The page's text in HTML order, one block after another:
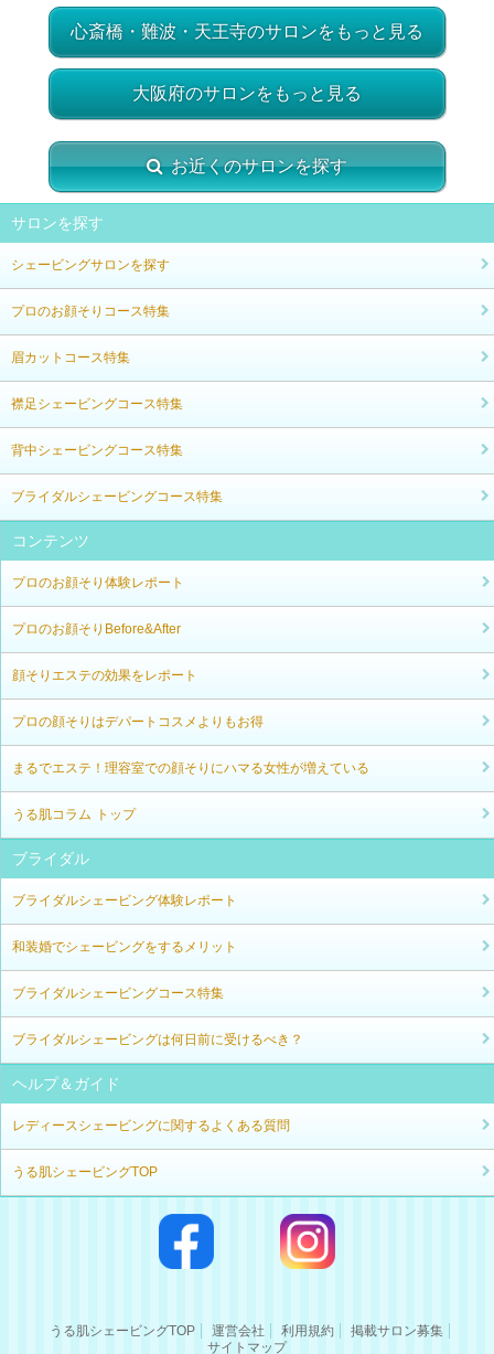
心斎橋・難波・天王寺のサロンをもっと見る
大阪府のサロンをもっと見る
お近くのサロンを探す
サロンを探す
シェービングサロンを探す
プロのお顔そりコース特集
眉カットコース特集
襟足シェービングコース特集
背中シェービングコース特集
ブライダルシェービングコース特集
コンテンツ
プロのお顔そり体験レポート
プロのお顔そりBefore&After
顔そりエステの効果をレポート
プロの顔そりはデパートコスメよりもお得
まるでエステ！理容室での顔そりにハマる女性が増えている
うる肌コラム トップ
ブライダル
ブライダルシェービング体験レポート
和装婚でシェービングをするメリット
ブライダルシェービングコース特集
ブライダルシェービングは何日前に受けるべき？
ヘルプ＆ガイド
レディースシェービングに関するよくある質問
うる肌シェービングTOP
うる肌シェービングTOP 運営会社 利用規約
掲載サロン募集
サイトマップ